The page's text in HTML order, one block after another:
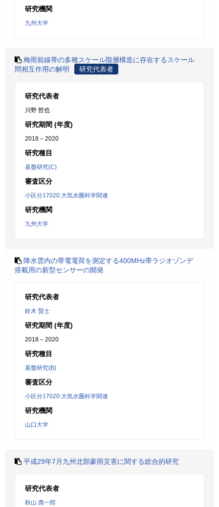
研究機関
九州大学
梅雨前線帯の多種スケール階層構造に存在するスケール
間相互作用の解明
研究代表者
研究代表者
川野 哲也
研究期間 (年度)
2018 – 2020
研究種目
基盤研究(C)
審査区分
小区分17020:大気水圏科学関連
研究機関
九州大学
降水雲内の帯電電荷を測定する400MHz帯ラジオゾンデ
搭載用の新型センサーの開発
研究代表者
鈴木 賢士
研究期間 (年度)
2018 – 2020
研究種目
基盤研究(B)
審査区分
小区分17020:大気水圏科学関連
研究機関
山口大学
平成29年7月九州北部豪雨災害に関する総合的研究
研究代表者
秋山 壽一郎